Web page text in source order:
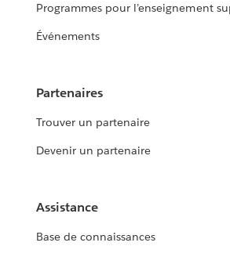
Programmes pour l’enseignement
Événements
Partenaires
Trouver un partenaire
Devenir un partenaire
Assistance
Base de connaissances